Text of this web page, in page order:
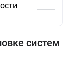
систем